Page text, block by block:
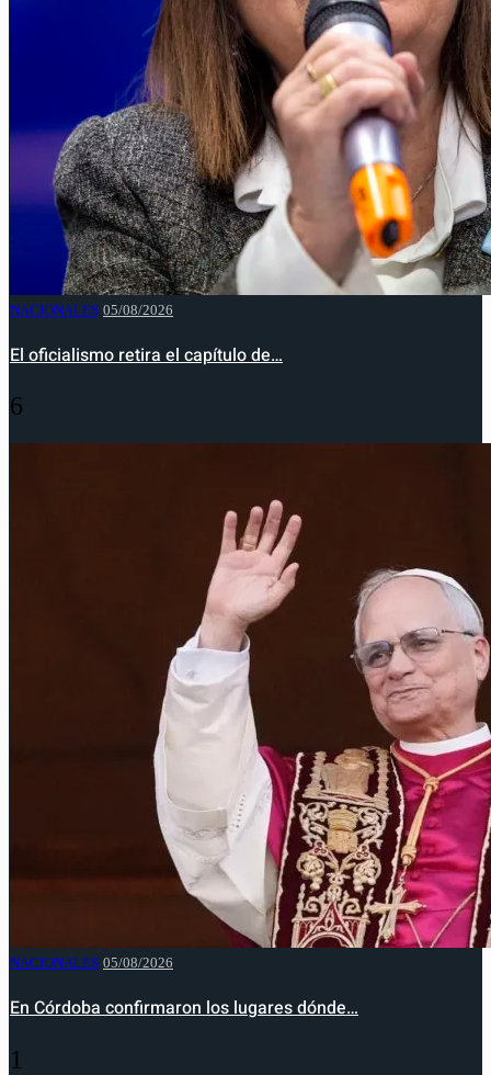
NACIONALES 05/08/2026
El oficialismo retira el capítulo de…
6
NACIONALES 05/08/2026
En Córdoba confirmaron los lugares dónde…
1